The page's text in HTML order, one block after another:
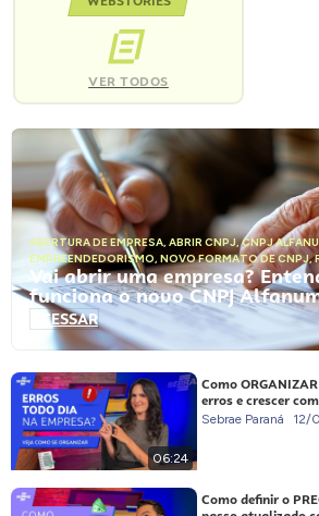
VER TODOS
ABERTURA DE EMPRESA, ABRIR CNPJ,CNPJ
EMPREENDEDORISMO, NOVO FORMATO DE CNPJ,
Vai abrir uma empresa?
funciona o novo CNPJ
ACESSAR
06:24
Como
erros e crescer
Sebrae Paraná 12/
Como definir o